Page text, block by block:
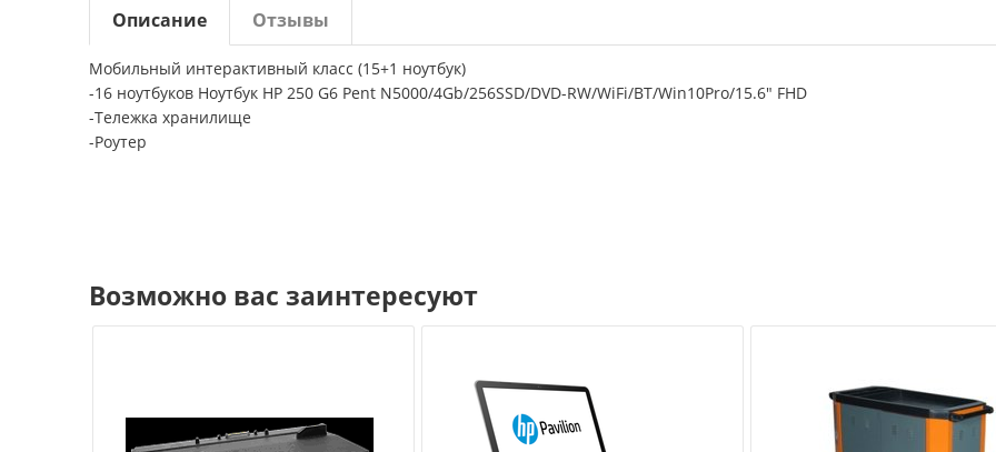
Описание Отзывы
Мобильный интерактивный класс (15+1 ноутбук)
-16 ноутбуков Ноутбук HP 250 G6 Pent N5000/4Gb/256SSD/DVD-RW/WiFi/BT/Win10Pro/15.6" FHD
-Тележка хранилище
-Роутер
Возможно вас заинтересуют